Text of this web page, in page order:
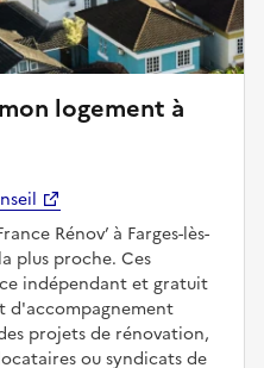
logement à
Rénov’ à Farges-lès-
plus proche. Ces
indépendant et gratuit
d'accompagnement
projets de rénovation,
ou syndicats de